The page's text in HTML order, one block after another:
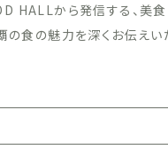
HALLから発信する、美
の食の魅力を深くお伝えい